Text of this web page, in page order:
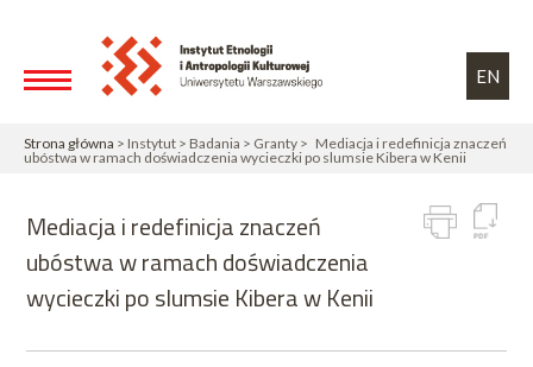
EN
Strona główna > Instytut > Badania > Granty > Mediacja i redefinicja znaczeń
ubóstwa w ramach doświadczenia wycieczki po slumsie Kibera w Kenii
Mediacja i redefinicja znaczeń
ubóstwa w ramach doświadczenia
wycieczki po slumsie Kibera w Kenii